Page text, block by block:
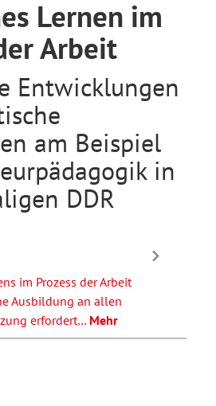
Lernen im
Arbeit
Entwicklungen
am Beispiel
in
DDR
im Prozess der Arbeit
Ausbildung an allen
erfordert… Mehr